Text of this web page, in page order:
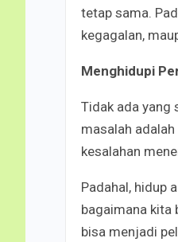
tetap sama.
kegagalan,
Menghidupi
Tidak ada yang
masalah
kesalahan
Padahal, hidup
bagaimana kita
bisa menjadi